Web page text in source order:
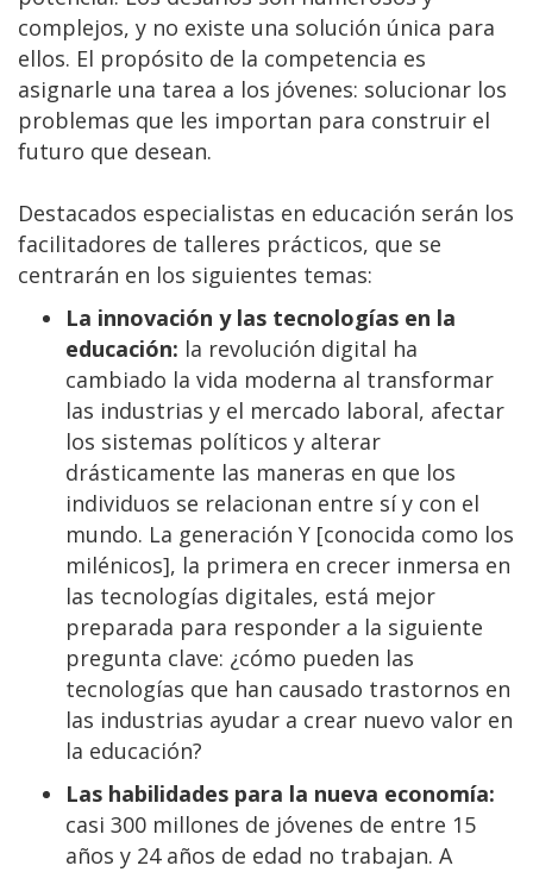
complejos, y no existe una solución única para
ellos. El propósito de la competencia es
asignarle una tarea a los jóvenes: solucionar los
problemas que les importan para construir el
futuro que desean.
Destacados especialistas en educación serán los
facilitadores de talleres prácticos, que se
centrarán en los siguientes temas:
La innovación y las tecnologías en la
educación: la revolución digital ha
cambiado la vida moderna al transformar
las industrias y el mercado laboral, afectar
los sistemas políticos y alterar
drásticamente las maneras en que los
individuos se relacionan entre sí y con el
mundo. La generación Y [conocida como los
milénicos], la primera en crecer inmersa en
las tecnologías digitales, está mejor
preparada para responder a la siguiente
pregunta clave: ¿cómo pueden las
tecnologías que han causado trastornos en
las industrias ayudar a crear nuevo valor en
la educación?
Las habilidades para la nueva economía:
casi 300 millones de jóvenes de entre 15
años y 24 años de edad no trabajan. A